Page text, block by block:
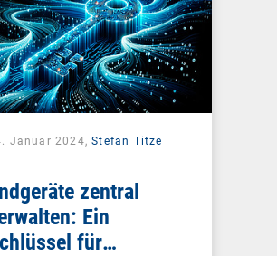
Januar 2024,Stefan Titze
zentral
Ein
für